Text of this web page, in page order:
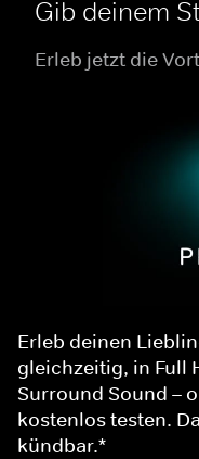
Gib deinem
Erleb jetzt die
Erleb deinen
gleichzeitig, in Full
Surround Sound –
kostenlos testen.
kündbar.*